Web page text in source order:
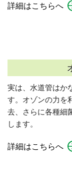
詳細はこちらへ
実は、水道管はか
す。オゾンの力を
去、さらに各種細
します。
詳細はこちらへ